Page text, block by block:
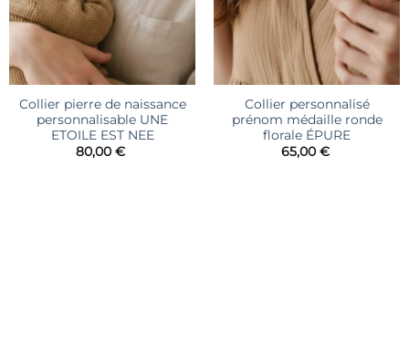
Collier pierre de naissance
personnalisable UNE
ETOILE EST NEE
80,00 €
Collier personnalisé
prénom médaille ronde
florale ÉPURE
65,00 €